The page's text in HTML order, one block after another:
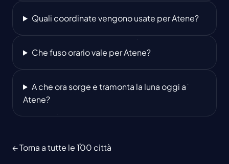
Quali coordinate vengono usate per Atene?
Che fuso orario vale per Atene?
A che ora sorge e tramonta la luna oggi a
Atene?
← Torna a tutte le 100 città